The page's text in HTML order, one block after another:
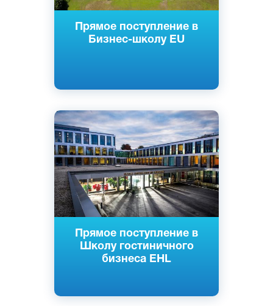
Прямое поступление в
Бизнес-школу EU
Прямое поступление в
Школу гостиничного
бизнеса EHL
Английский
Лозанна, Швейцария
Частный